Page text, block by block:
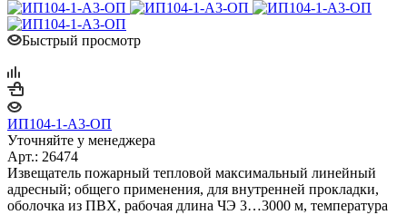
Быстрый просмотр
ИП104-1-А3-ОП
Уточняйте у менеджера
Арт.: 26474
Извещатель пожарный тепловой максимальный линейный
адресный; общего применения, для внутренней прокладки,
оболочка из ПВХ, рабочая длина ЧЭ 3…3000 м, температура